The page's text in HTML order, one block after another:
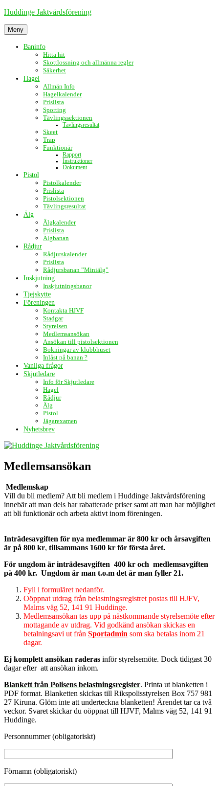
Hoppa
innehåll
Huddinge Jaktvårdsförening
Meny
Baninfo
Hitta hit
Skottlossning och allmänna regler
Säkerhet
Hagel
Allmän Info
Hagelkalender
Prislista
Sporting
Tävlingssektionen
Tävlingsresultat
Skeet
Trap
Funktionär
Rapport
Instruktioner
Dokument
Pistol
Pistolkalender
Prislista
Pistolsektionen
Tävlingsresultat
Älg
Älgkalender
Prislista
Älgbanan
Rådjur
Rådjurskalender
Prislista
Rådjursbanan ”Miniälg”
Inskjutning
Inskjutningsbanor
Tjejskytte
Föreningen
Kontakta HJVF
Stadgar
Styrelsen
Medlemsansökan
Ansökan till pistolsektionen
Bokningar av klubbhuset
Inlåst på banan ?
Vanliga frågor
Skjutledare
Info för Skjutledare
Hagel
Rådjur
Älg
Pistol
Jägarexamen
Nyhetsbrev
Medlemsansökan
Medlemskap
Vill du bli medlem? Att bli medlem i Huddinge Jaktvårdsförening
innebär att man dels har rabatterade priser samt att man har möjlighet
att bli funktionär och arbeta aktivt inom föreningen.
Inträdesavgiften för nya medlemmar är 800 kr och årsavgiften
är på 800 kr, tillsammans 1600 kr för första året.
För ungdom är inträdesavgiften 400 kr och medlemsavgiften
på 400 kr. Ungdom är man t.o.m det år man fyller 21.
Fyll i formuläret nedanför.
Oöppnat utdrag från belastningsregistret postas till HJFV,
Malms väg 52, 141 91 Huddinge.
Medlemsansökan tas upp på nästkommande styrelsemöte efter
mottagande av utdrag. Vid godkänd ansökan skickas en
betalningsavi ut från Sportadmin som ska betalas inom 21
dagar.
Ej komplett ansökan raderas inför styrelsemöte. Dock tidigast 30
dagar efter att ansökan inkom.
Blankett från Polisens belastningsregister. Printa ut blanketten i
PDF format. Blanketten skickas till Rikspolisstyrelsen Box 757 981
27 Kiruna. Glöm inte att underteckna blanketten! Ärendet tar ca två
veckor. Svaret skickar du oöppnat till HJVF, Malms väg 52, 141 91
Huddinge.
Personnummer (obligatoriskt)
Förnamn (obligatoriskt)